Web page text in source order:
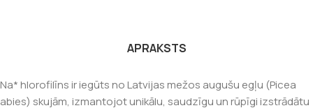
APRAKSTS
Na* hlorofilīns ir iegūts no Latvijas mežos augušu egļu (Picea
abies) skujām, izmantojot unikālu, saudzīgu un rūpīgi izstrādātu